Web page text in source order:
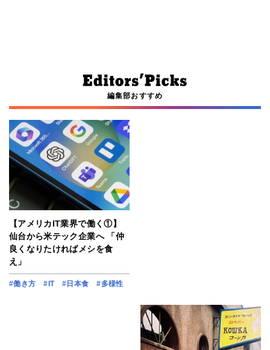
編集部おすすめ
【アメリカIT業界で働く①】
仙台から米テック企業へ 「仲
良くなりたければメシを食
え」
#働き方 #IT #日本食 #多様性